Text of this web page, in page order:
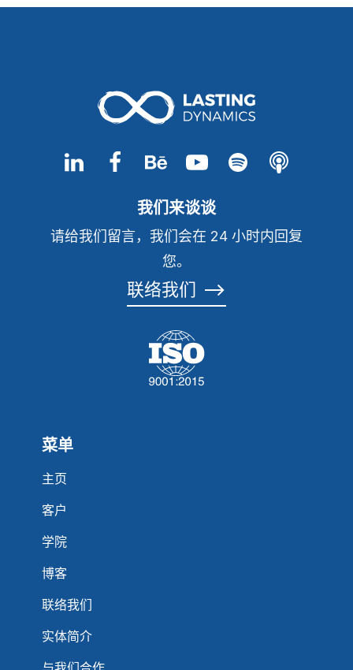
我们来谈谈
请给我们留言，我们会在 24 小时内回复
您。
联络我们 ⟶
菜单
主页
客户
学院
博客
联络我们
实体简介